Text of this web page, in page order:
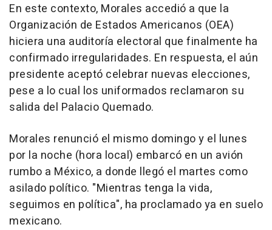
En este contexto, Morales accedió a que la
Organización de Estados Americanos (OEA)
hiciera una auditoría electoral que finalmente ha
confirmado irregularidades. En respuesta, el aún
presidente aceptó celebrar nuevas elecciones,
pese a lo cual los uniformados reclamaron su
salida del Palacio Quemado.
Morales renunció el mismo domingo y el lunes
por la noche (hora local) embarcó en un avión
rumbo a México, a donde llegó el martes como
asilado político. "Mientras tenga la vida,
seguimos en política", ha proclamado ya en suelo
mexicano.